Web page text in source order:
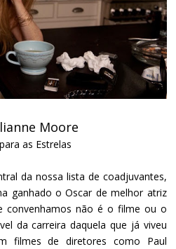
Moore
as Estrelas
da nossa lista de coadjuvantes,
ganhado o Oscar de melhor atriz
convenhamos não é o filme ou o
da carreira daquela que já viveu
filmes de diretores como Paul